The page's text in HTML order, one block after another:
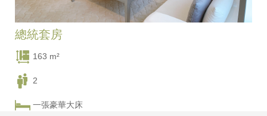
總統套房
163 m²
2
一張豪華大床